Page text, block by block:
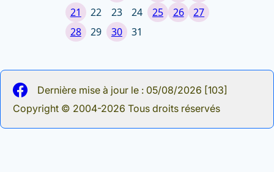
Dernière mise à jour le : 05/08/2026 [103]
Copyright © 2004-2026 Tous droits réservés